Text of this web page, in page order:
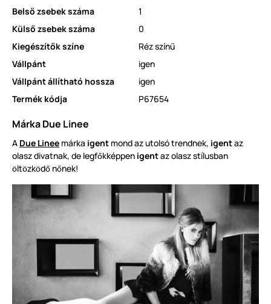
Belső zsebek száma
1
Külső zsebek száma
0
Kiegészítők színe
Réz színű
Vállpánt
igen
Vállpánt állítható hossza
igen
Termék kódja
P67654
Márka Due Linee
A Due Linee márka igent mond az utolsó trendnek, igentaz
olasz divatnak, de legfőkképpen igentaz olasz stílusban
öltözködő nőnek!